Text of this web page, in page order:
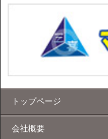
トップページ
会社概要